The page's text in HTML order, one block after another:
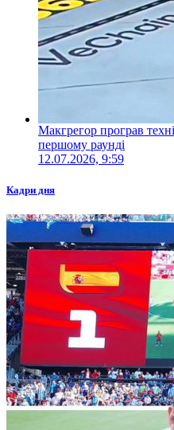
Макгрегор програв
першому раунді
12.07.2026, 9:59
Кадри дня